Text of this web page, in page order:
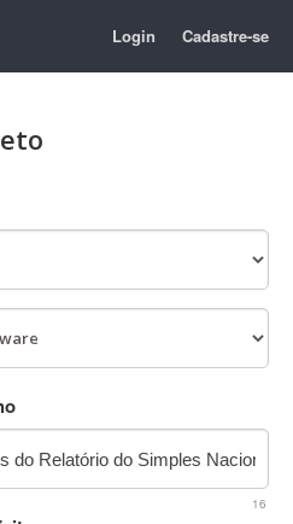
Login Cadastre-se
16